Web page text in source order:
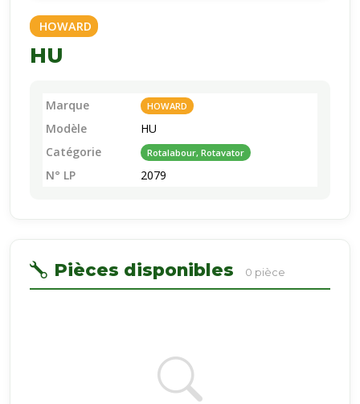
HOWARD
HU
Marque HOWARD
Modèle
HU
Catégorie
Rotalabour, Rotavator
N° LP 2079
Pièces disponibles 0 pièce